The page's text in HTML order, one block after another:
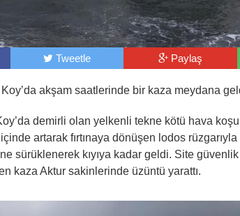
Tweetle Paylaş
akşam saatlerinde bir kaza meydana
demirli olan yelkenli tekne kötü hava
artarak fırtınaya dönüşen lodos
sürüklenerek kıyıya kadar geldi. Site
kaza Aktur sakinlerinde üzüntü yarattı.